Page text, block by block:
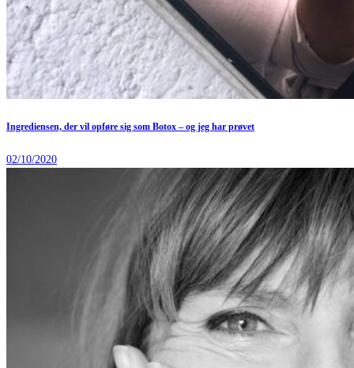
Ingrediensen, der vil opføre sig som Botox – og jeg har prøvet
02/10/2020